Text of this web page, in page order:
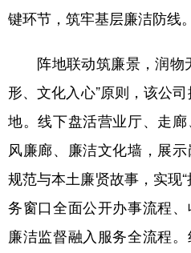
地方频道
北京 天津
辽宁 吉林
浙江 安徽
山东 河南
四川 贵州
键环节，筑牢基层廉洁防线。
阵地联动筑廉景，润物
形、文化入心”原则，该公
地。线下盘活营业厅、走
风廉廊、廉洁文化墙，展
规范与本土廉贤故事，实现
务窗口全面公开办事流程
廉洁监督融入服务全流程